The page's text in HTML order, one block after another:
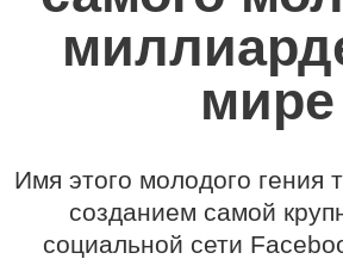
мире
Имя этого молодого гения
созданием самой
социальной сети